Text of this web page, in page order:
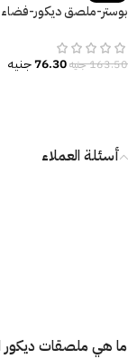
163.50جنيه76.30جنيه
أسئلة العملاء
ما هي ملصقات